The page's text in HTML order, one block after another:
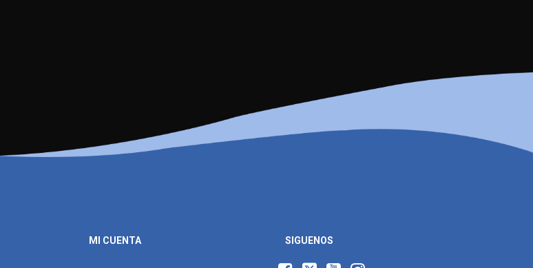
MI CUENTA SIGUENOS